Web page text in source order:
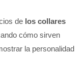
de los collares
cómo sirven
la personalidad